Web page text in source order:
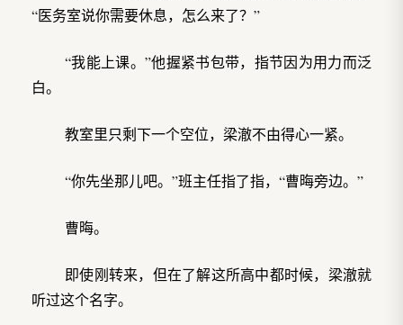
“医务室说你需要休息，怎么来了？”
“我能上课。”他握紧书包带，指节因为用力而泛
白。
教室里只剩下一个空位，梁澈不由得心一紧。
“你先坐那儿吧。”班主任指了指，“曹晦旁边。”
曹晦。
即使刚转来，但在了解这所高中都时候，梁澈就
听过这个名字。